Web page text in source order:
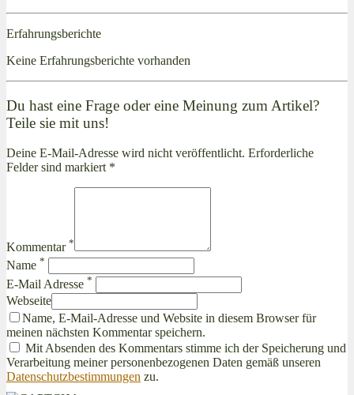
Erfahrungsberichte
Keine Erfahrungsberichte vorhanden
Du hast eine Frage oder eine Meinung zum Artikel?
Teile sie mit uns!
Deine E-Mail-Adresse wird nicht veröffentlicht. Erforderliche
Felder sind markiert *
Kommentar *
Name *
E-Mail Adresse *
Webseite
Name, E-Mail-Adresse und Website in diesem Browser für
meinen nächsten Kommentar speichern.
Mit Absenden des Kommentars stimme ich der Speicherung und
Verarbeitung meiner personenbezogenen Daten gemäß unseren
Datenschutzbestimmungen zu.